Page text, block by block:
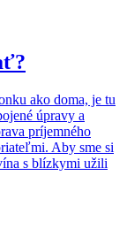
ako doma, je tu
úpravy a
príjemného
Aby sme si
s blízkymi užili